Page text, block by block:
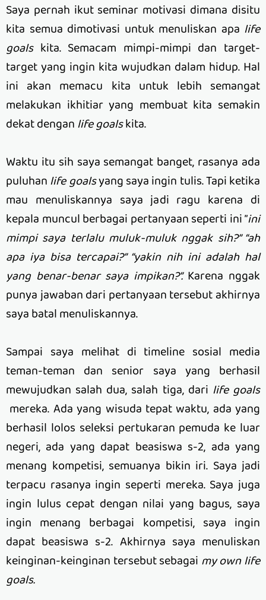
Saya pernah ikut seminar motivasi dimana disitu
kita semua dimotivasi untuk menuliskan apa life
goalskita. Semacam mimpi-mimpi dan target-
target yang ingin kita wujudkan dalam hidup. Hal
ini akan memacu kita untuk lebih semangat
melakukan ikhitiar yang membuat kita semakin
dekat denganlife goalskita.
Waktu itu sih saya semangat banget, rasanya ada
puluhanlife goalsyang saya ingin tulis. Tapi ketika
mau menuliskannya saya jadi ragu karena di
kepala muncul berbagai pertanyaan seperti ini ”ini
mimpi saya terlalu muluk-muluk nggak sih?” “ah
apa iya bisa tercapai?” “yakin nih ini adalah hal
yang benar-benar saya impikan?”.Karena nggak
punya jawaban dari pertanyaan tersebut akhirnya
saya batal menuliskannya.
Sampai saya melihat di timeline sosial media
teman-teman dan senior saya yang berhasil
mewujudkan salah dua, salah tiga, dari life goals
mereka. Ada yang wisuda tepat waktu, ada yang
berhasil lolos seleksi pertukaran pemuda ke luar
negeri, ada yang dapat beasiswa s-2, ada yang
menang kompetisi, semuanya bikin iri. Saya jadi
terpacu rasanya ingin seperti mereka. Saya juga
ingin lulus cepat dengan nilai yang bagus, saya
ingin menang berbagai kompetisi, saya ingin
dapat beasiswa s-2. Akhirnya saya menuliskan
keinginan-keinginan tersebut sebagai my own life
goals.